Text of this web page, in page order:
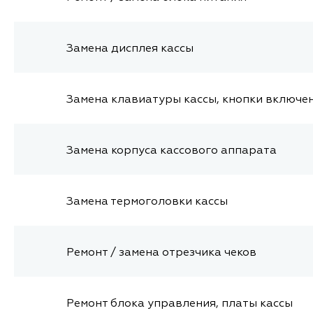
Замена дисплея кассы
Замена клавиатуры кассы, кнопки
Замена корпуса кассового аппарата
Замена термоголовки кассы
Ремонт / замена отрезчика чеков
Ремонт блока управления, платы кассы